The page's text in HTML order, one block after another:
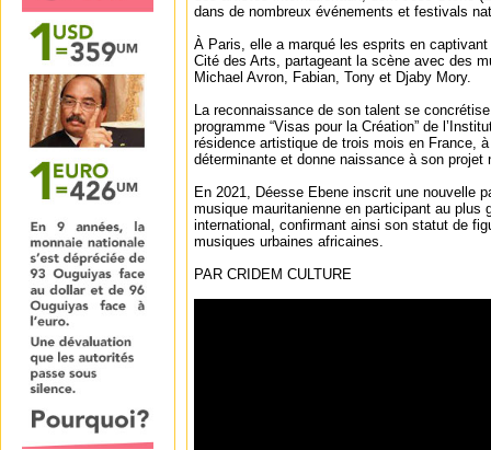
dans de nombreux événements et festivals
À Paris, elle a marqué les esprits en captivant
Cité des Arts, partageant la scène avec des
Michael Avron, Fabian, Tony et Djaby Mory.
La reconnaissance de son talent se
programme “Visas pour la Création” de
résidence artistique de trois mois en France,
déterminante et donne naissance à son projet
En 2021, Déesse Ebene inscrit une nouvelle
musique mauritanienne en participant au plus
international, confirmant ainsi son statut de
musiques urbaines africaines.
PAR CRIDEM CULTURE